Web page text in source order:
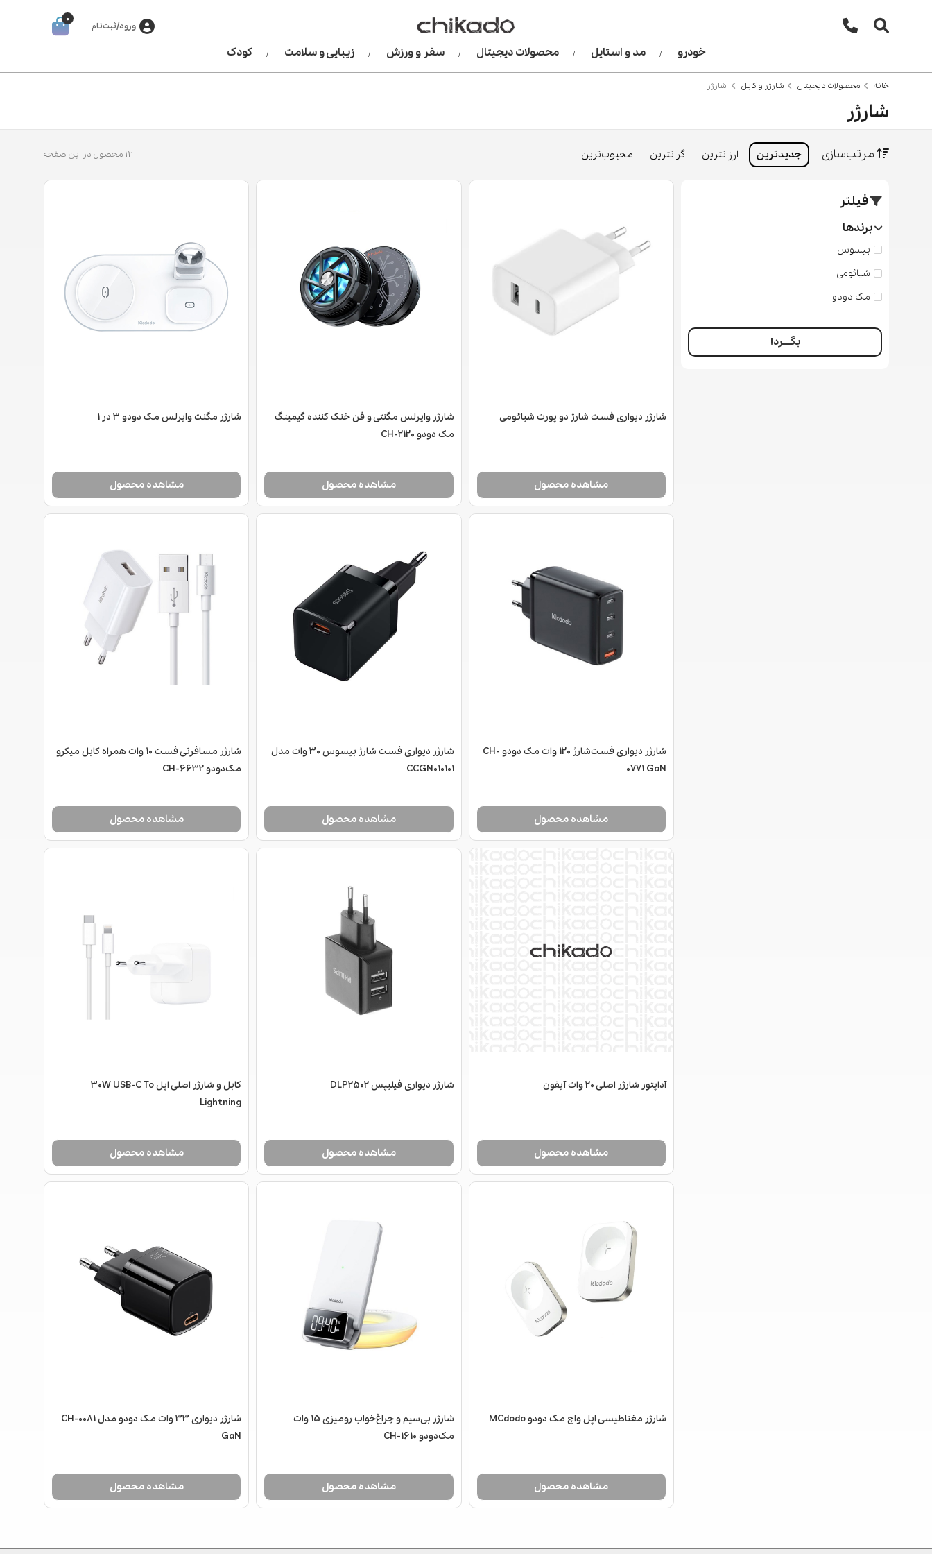
ورود/ثبت‌نام
0
خودرو مد و استایل محصولات دیجیتال سفر و ورزش زیبایی و سلامت کودک
خانه محصولات دیجیتال شارژر و کابل شارژر
شارژر
12 محصول در این صفحه مرتب‌سازی جدیدترین ارزانترین گرانترین محبوب‌ترین
فیلتر
برندها
بیسوس
شیائومی
مک دودو
بگــــرد!
شارژر دیواری فست شارژ دو پورت شیائومی
مشاهده محصول
شارژر وایرلس مگنتی و فن خنک کننده گیمینگ
مک دودو CH-2120
مشاهده محصول
شارژر مگنت وایرلس مک دودو 3 در 1
مشاهده محصول
شارژر دیواری فست‌شارژ 120 وات مک دودو CH-
0771 GaN
مشاهده محصول
شارژر دیواری فست شارژ بیسوس 30 وات مدل
CCGN010101
مشاهده محصول
شارژر مسافرتی فست 10 وات همراه کابل میکرو
مک‌دودو CH-6632
مشاهده محصول
آداپتور شارژر اصلی 20 وات آیفون
مشاهده محصول
شارژر دیواری فیلیپس DLP2502
مشاهده محصول
کابل و شارژر اصلی اپل 30W USB-C To
Lightning
مشاهده محصول
شارژر مغناطیسی اپل واچ مک دودو MCdodo
مشاهده محصول
شارژر بی‌سیم و چراغ‌خواب رومیزی 15 وات
مک‌دودو CH-1610
مشاهده محصول
شارژر دیواری 33 وات مک دودو مدل CH-0081
GaN
مشاهده محصول